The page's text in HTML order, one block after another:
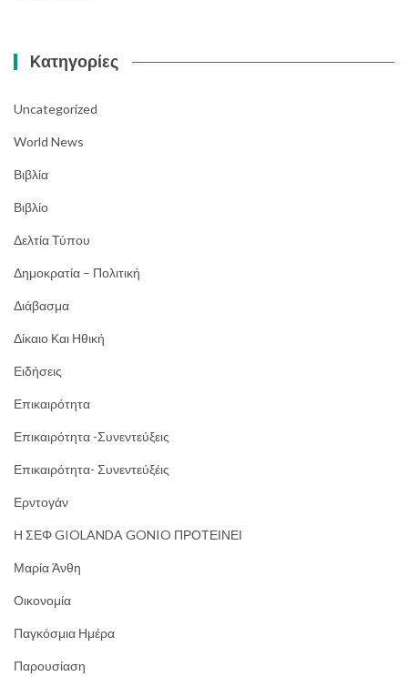
Kατηγορίες
Uncategorized
World News
Βιβλία
Βιβλίο
Δελτία Τύπου
Δημοκρατία – Πολιτική
Διάβασμα
Δίκαιο Και Ηθική
Ειδήσεις
Επικαιρότητα
Επικαιρότητα -Συνεντεύξεις
Επικαιρότητα- Συνεντεύξέις
Ερντογάν
Η ΣΕΦ GIOLANDA GONIO ΠΡΟΤΕΙΝΕΙ
Μαρία Άνθη
Οικονομία
Παγκόσμια Ημέρα
Παρουσίαση